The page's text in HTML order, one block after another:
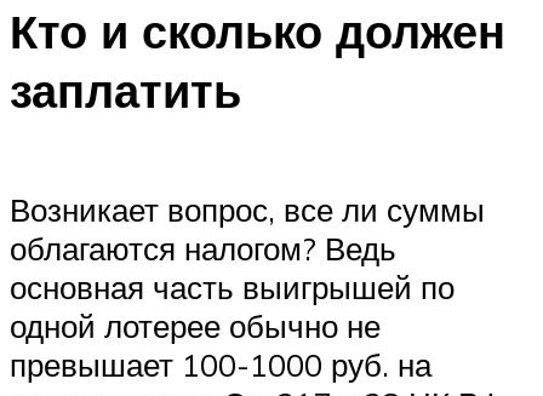
Кто и сколько должен
заплатить
Возникает вопрос, все ли суммы
облагаются налогом? Ведь
основная часть выигрышей по
одной лотерее обычно не
превышает 100-1000 руб. на